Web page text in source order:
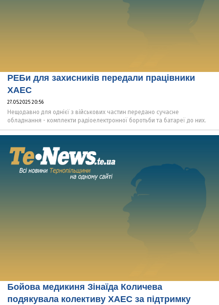
РЕБи для захисників передали працівники
ХАЕС
27.05.2025 20:56
Нещодавно для однієї з військових частин передано сучасне
обладнання - комплекти радіоелектронної боротьби та батареї до них.
Бойова медикиня Зінаїда Количева
подякувала колективу ХАЕС за підтримку